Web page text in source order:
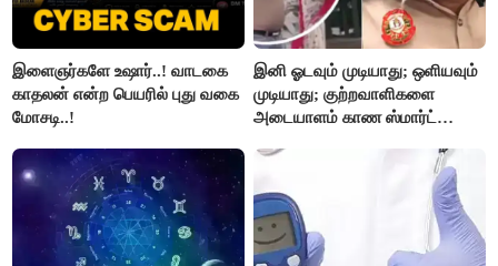
இளைஞர்களே உஷார்..! வாடகை
காதலன் என்ற பெயரில் புது வகை
மோசடி..!
இனி ஓடவும் முடியாது; ஒளியவும்
முடியாது; குற்றவாளிகளை
அடையாளம் காண ஸ்மார்ட்